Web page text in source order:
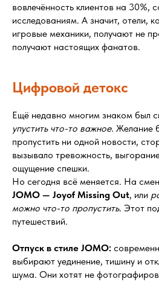
вовлечённость клиентов на 30%,
исследованиям. А значит, отели,
игровые механики, получают не
получают настоящих фанатов.
Цифровой детокс
Ещё недавно многим знаком был
упустить что-то важное. Желание
пропустить ни одной новости,
вызывало тревожность,
ощущение спешки.
Но сегодня всё меняется. На
JOMO — Joyof Missing Out, или
можно что-то пропустить. Этот
путешествий.
Отпуск в стиле JOMO:
выбирают уединение, тишину и
шума. Они хотят не